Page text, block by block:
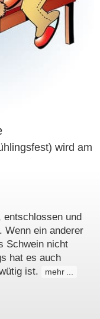
wird am
entschlossen und
Wenn ein anderer
Schwein nicht
hat es auch
ist.
mehr